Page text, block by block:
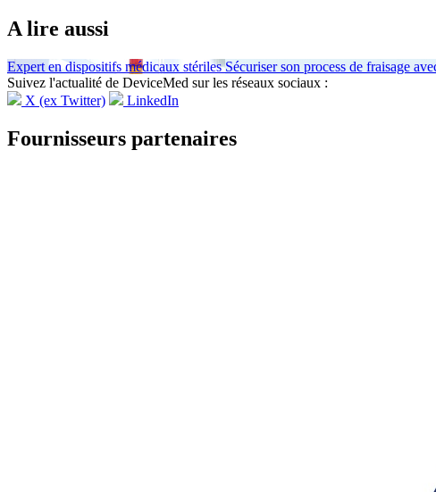
A lire aussi
Expert en dispositifs médicaux stériles Sécuriser son process de fraisage
Suivez l'actualité de DeviceMed sur les réseaux sociaux :
X (ex Twitter)
LinkedIn
Fournisseurs partenaires